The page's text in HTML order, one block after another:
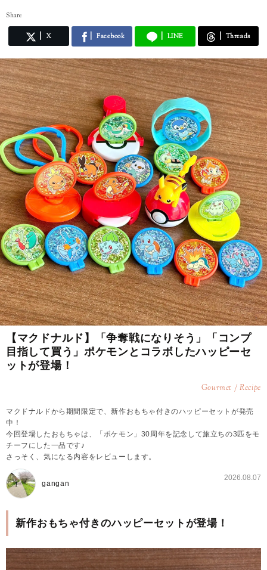
Share
X Facebook LINE Threads
【マクドナルド】「争奪戦になりそう」「コンプ
目指して買う」ポケモンとコラボしたハッピーセ
ットが登場！
Gourmet / Recipe
マクドナルドから期間限定で、新作おもちゃ付きのハッピーセットが発売
中！
今回登場したおもちゃは、「ポケモン」30周年を記念して旅立ちの3匹をモ
チーフにした一品です♪
さっそく、気になる内容をレビューします。
gangan
2026.08.07
新作おもちゃ付きのハッピーセットが登場！